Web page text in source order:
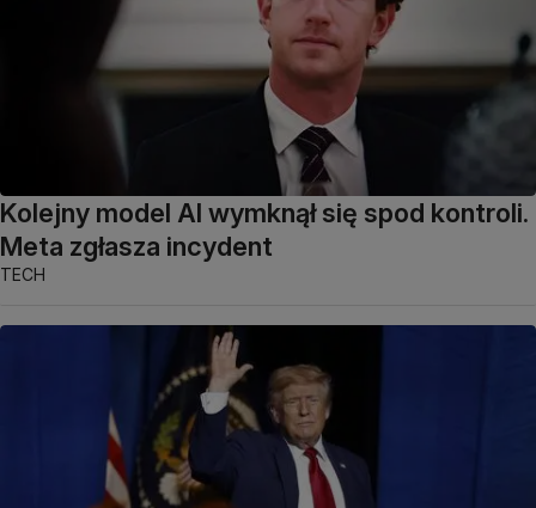
Kolejny model AI wymknął się spod kontroli.
Meta zgłasza incydent
TECH